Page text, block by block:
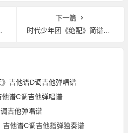
下一篇
时代少年团《绝配》简谱D调钢琴谱单音独奏谱
吉他谱D调吉他弹唱谱
谱C调吉他弹唱谱
吉他弹唱谱
吉他谱C调吉他指弹独奏谱